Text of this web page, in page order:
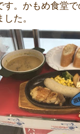
す。かもめ食堂
た。